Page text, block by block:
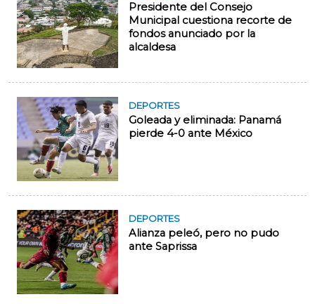
Presidente del Consejo
Municipal cuestiona recorte de
fondos anunciado por la
alcaldesa
DEPORTES
Goleada y eliminada: Panamá
pierde 4-0 ante México
DEPORTES
Alianza peleó, pero no pudo
ante Saprissa